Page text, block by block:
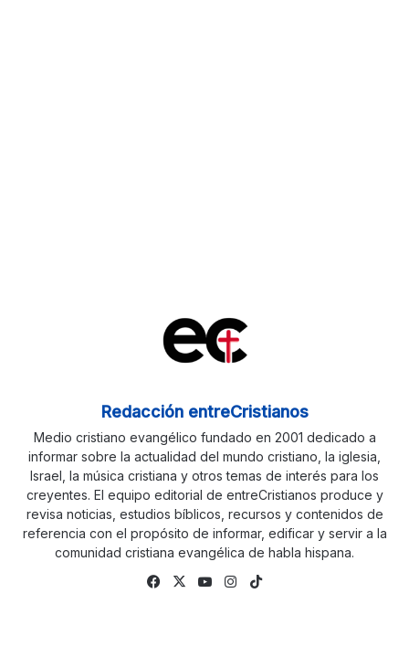
Redacción entreCristianos
Medio cristiano evangélico fundado en 2001 dedicado a
informar sobre la actualidad del mundo cristiano, la iglesia,
Israel, la música cristiana y otros temas de interés para los
creyentes. El equipo editorial de entreCristianos produce y
revisa noticias, estudios bíblicos, recursos y contenidos de
referencia con el propósito de informar, edificar y servir a la
comunidad cristiana evangélica de habla hispana.
Facebook
X YouTubeInstagram